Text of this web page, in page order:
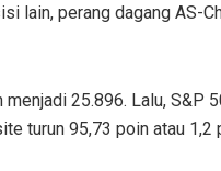
lain, perang dagang AS-
25.896. Lalu, S&P
turun 95,73 poin atau 1,2